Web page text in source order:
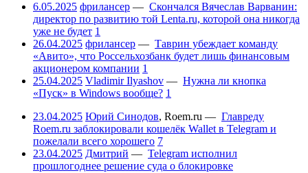
6.05.2025 фрилансер — Скончался Вячеслав Варванин:
директор по развитию той Lenta.ru, которой она никогда
уже не будет 1
26.04.2025 фрилансер — Таврин убеждает команду
«Авито», что Россельхозбанк будет лишь финансовым
акционером компании 1
25.04.2025 Vladimir Ilyashov — Нужна ли кнопка
«Пуск» в Windows вообще? 1
23.04.2025 Юрий Синодов, Roem.ru — Главреду
Roem.ru заблокировали кошелёк Wallet в Telegram и
пожелали всего хорошего 7
23.04.2025 Дмитрий — Telegram исполнил
прошлогоднее решение суда о блокировке